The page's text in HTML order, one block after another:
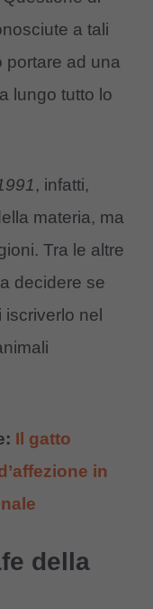
a tali
portare ad una
lungo tutto lo
, infatti,
materia, ma
Tra le altre
decidere se
nel
Il gatto
in
della